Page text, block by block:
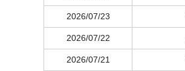
2026/07/23
2026/07/22
2026/07/21